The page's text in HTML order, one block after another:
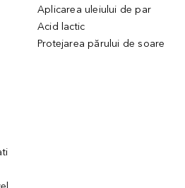
Aplicarea uleiului de par
Acid lactic
Protejarea părului de soare